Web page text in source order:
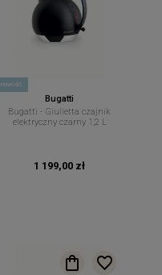
nowość
Bugatti
Bugatti - Giulietta czajnik
elektryczny czarny 1,2 L
1 199,00 zł